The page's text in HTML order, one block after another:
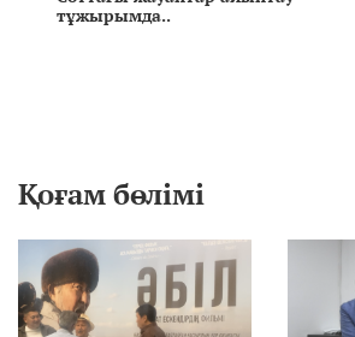
тұжырымда..
Қоғам бөлімі